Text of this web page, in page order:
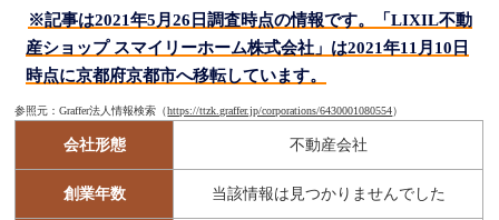
※記事は2021年5月26日調査時点の情報です。「LIXIL不動
産ショップ スマイリーホーム株式会社」は2021年11月10日
時点に京都府京都市へ移転しています。
参照元：Graffer法人情報検索（https://ttzk.graffer.jp/corporations/6430001080554）
会社形態 不動産会社
創業年数 当該情報は見つかりませんでした